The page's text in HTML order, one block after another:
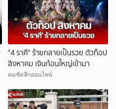
"4 ราศี" ร้ายกลายเป็นรวย ตัวท็อป
สิงหาคม เงินก้อนใหญ่เข้ามา
คมชัดลึกออนไลน์